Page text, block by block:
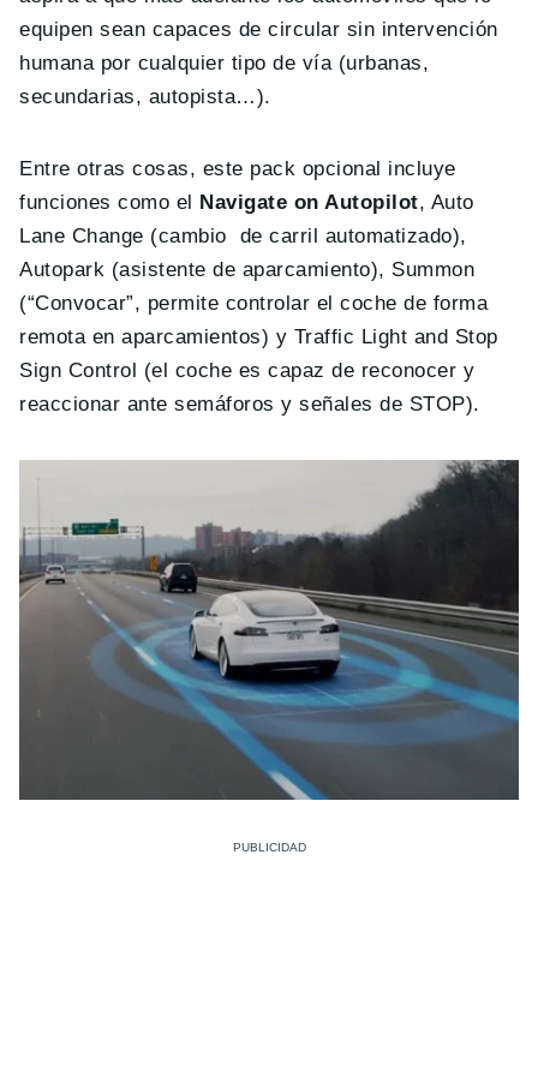
equipen sean capaces de circular sin intervención
humana por cualquier tipo de vía (urbanas,
secundarias, autopista…).
Entre otras cosas, este pack opcional incluye
funciones como el
Navigate on Autopilot, Auto
Lane Change (cambio de carril automatizado),
Autopark (asistente de aparcamiento), Summon
(“Convocar”, permite controlar el coche de forma
remota en aparcamientos) y Traffic Light and Stop
Sign Control (el coche es capaz de reconocer y
reaccionar ante semáforos y señales de STOP).